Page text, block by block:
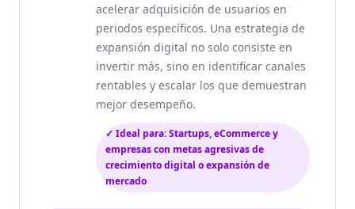
acelerar adquisición de usuarios en
periodos específicos. Una estrategia de
expansión digital no solo consiste en
invertir más, sino en identificar canales
rentables y escalar los que demuestran
mejor desempeño.
✓ Ideal para: Startups, eCommerce y
empresas con metas agresivas de
crecimiento digital o expansión de
mercado